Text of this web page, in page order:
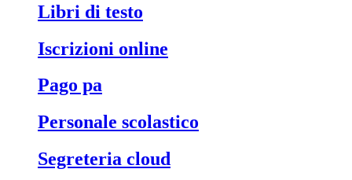
libri di testo
iscrizioni online
pago pa
personale scolastico
segreteria cloud